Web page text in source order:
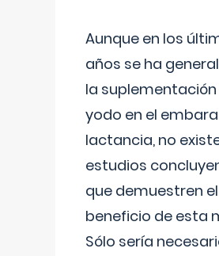
Aunque en los
años se ha
la
yodo en el
lactancia, no
estudios
que demuestren el
beneficio de esta
Sólo sería